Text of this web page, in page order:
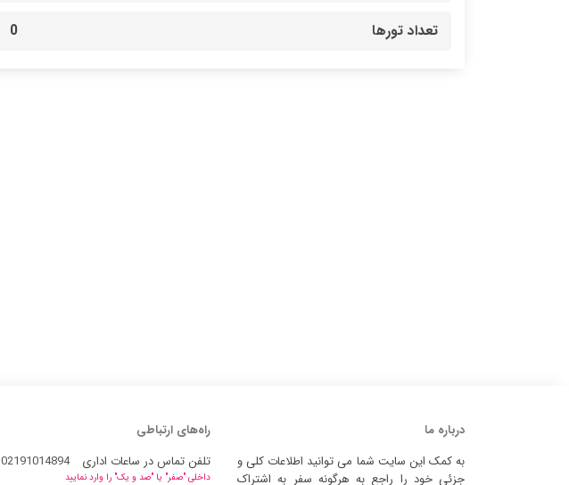
تعداد تورها 0
درباره ما
به کمک این سایت شما می توانید اطلاعات کلی و
جزئی خود را راجع به هرگونه سفر به اشتراک
راه‌های ارتباطی
تلفن تماس در ساعات اداری
02191014894
داخلی "صفر" یا "صد و یک" را وارد نمایید